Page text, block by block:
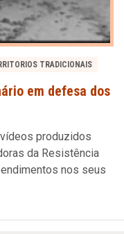
TRADICIONAIS
em defesa dos
produzidos
da Resistência
nos seus